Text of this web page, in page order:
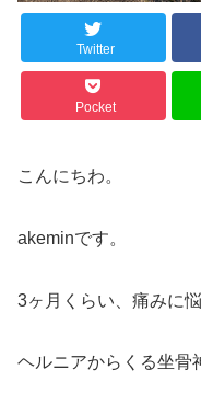
Twitter
Pocket
こんにちわ。
akeminです。
3ヶ月くらい、痛みに
ヘルニアからくる坐骨